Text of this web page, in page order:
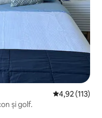
Scor mediu
4,92 (113)
și golf.